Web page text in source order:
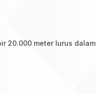
20.000 meter lurus dalam